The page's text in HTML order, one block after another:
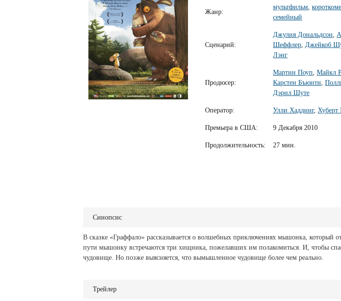
Жанр:
мультфильм,
семейный
Сценарий:
Джулия Дональдсон,
Шеффлер, Джейкоб
Лэнг
Продюсер:
Мартин Поуп, Майкл
Карстен Бъюнти,
Дэрил Шуте
Оператор: Улли Хаддинг, Хуберт
Премьера в США: 9 Декабря 2010
Продолжительность: 27 мин.
Синопсис
В сказке «Граффало» рассказывается о волшебных приключениях мышонка, который
пути мышонку встречаются три хищника, пожелавших им полакомиться. И, чтобы
чудовище. Но позже выясняется, что вымышленное чудовище более чем реально.
Трейлер